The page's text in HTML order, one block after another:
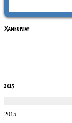
ҲАМКОРЛАР
2015
2015